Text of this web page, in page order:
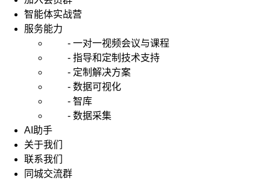
智能体实战营
服务能力
- 一对一视频会议与课程
- 指导和定制技术支持
- 定制解决方案
- 数据可视化
- 智库
- 数据采集
AI助手
关于我们
联系我们
同城交流群